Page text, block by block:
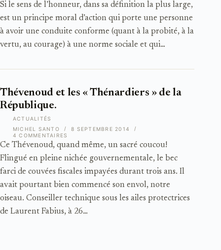
Si le sens de l’honneur, dans sa définition la plus large,
est un principe moral d’action qui porte une personne
à avoir une conduite conforme (quant à la probité, à la
vertu, au courage) à une norme sociale et qui…
ACTUALITÉS
Thévenoud et les « Thénardiers » de la
République.
Ce Thévenoud, quand même, un sacré coucou!
Flingué en pleine nichée gouvernementale, le bec
farci de couvées fiscales impayées durant trois ans. Il
avait pourtant bien commencé son envol, notre
oiseau. Conseiller technique sous les ailes protectrices
de Laurent Fabius, à 26…
MICHEL SANTO
8 SEPTEMBRE 2014
4 COMMENTAIRES